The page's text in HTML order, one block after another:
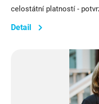
celostátní platností -
Detail